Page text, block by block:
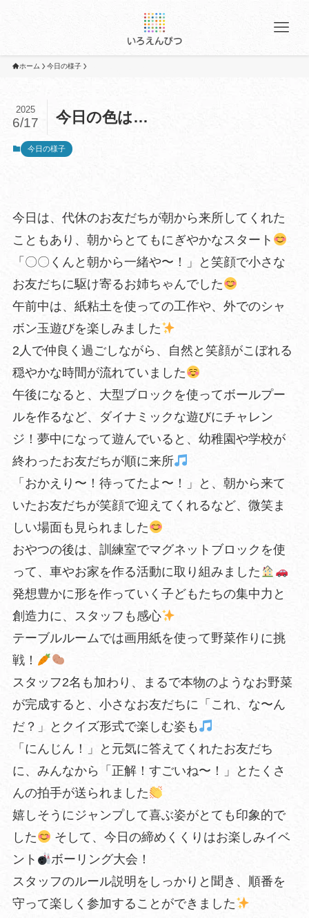
ホーム 今日の様子
今日の色は…
2025
6/17
今日の様子
今日は、代休のお友だちが朝から来所してくれた
こともあり、朝からとてもにぎやかなスタート
「〇〇くんと朝から一緒や〜！」と笑顔で小さな
お友だちに駆け寄るお姉ちゃんでした
午前中は、紙粘土を使っての工作や、外でのシャ
ボン玉遊びを楽しみました
2人で仲良く過ごしながら、自然と笑顔がこぼれる
穏やかな時間が流れていました
午後になると、大型ブロックを使ってボールプー
ルを作るなど、ダイナミックな遊びにチャレン
ジ！夢中になって遊んでいると、幼稚園や学校が
終わったお友だちが順に来所
「おかえり〜！待ってたよ〜！」と、朝から来て
いたお友だちが笑顔で迎えてくれるなど、微笑ま
しい場面も見られました
おやつの後は、訓練室でマグネットブロックを使
って、車やお家を作る活動に取り組みました
発想豊かに形を作っていく子どもたちの集中力と
創造力に、スタッフも感心
テーブルルームでは画用紙を使って野菜作りに挑
戦！
スタッフ2名も加わり、まるで本物のようなお野菜
が完成すると、小さなお友だちに「これ、な〜ん
だ？」とクイズ形式で楽しむ姿も
「にんじん！」と元気に答えてくれたお友だち
に、みんなから「正解！すごいね〜！」とたくさ
んの拍手が送られました
嬉しそうにジャンプして喜ぶ姿がとても印象的で
した
そして、今日の締めくくりはお楽しみイベ
ント
ボーリング大会！
スタッフのルール説明をしっかりと聞き、順番を
守って楽しく参加することができました